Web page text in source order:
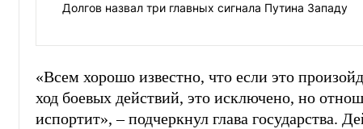
Долгов назвал три главных сигнала Путина Западу
«Всем хорошо известно, что если это
ход боевых действий, это исключено, но
испортит», – подчеркнул глава государства.